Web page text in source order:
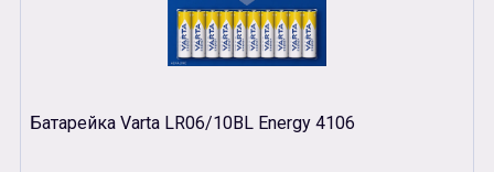
Батарейка Varta LR06/10BL Energy 4106